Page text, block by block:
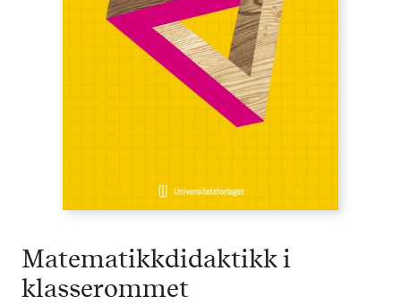
Matematikkdidaktikk i
klasserommet